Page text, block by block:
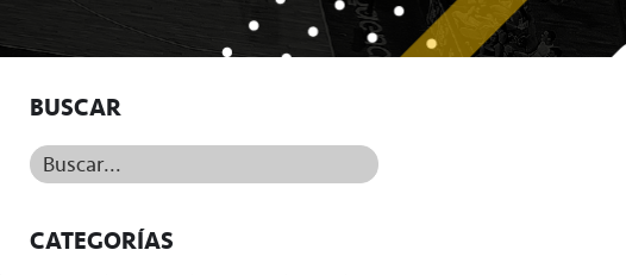
BUSCAR
Buscar...
CATEGORÍAS